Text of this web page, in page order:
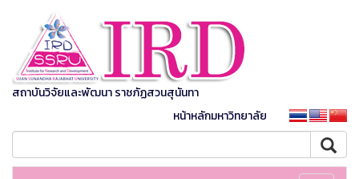
สถาบันวิจัยและพัฒนา ราชภัฏสวนสุนันทา
หน้าหลักมหาวิทยาลัย